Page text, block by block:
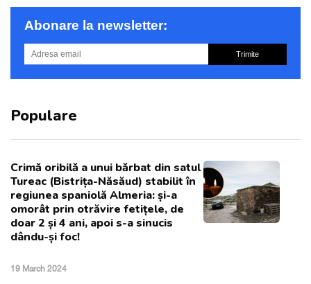
Abonare la newsletter:
Trimite
Populare
Crimă oribilă a unui bărbat din satul
Tureac (Bistrița-Năsăud) stabilit în
regiunea spaniolă Almeria: și-a
omorât prin otrăvire fetițele, de
doar 2 și 4 ani, apoi s-a sinucis
dându-și foc!
19 March 2024